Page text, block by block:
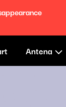
Antena